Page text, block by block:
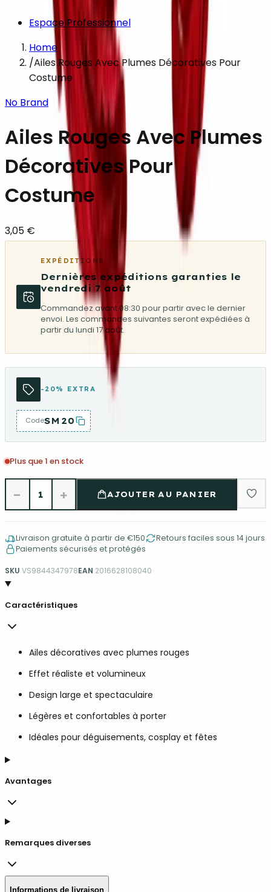
Espace Professionnel
Home
/Ailes Rouges Avec Plumes Décoratives Pour
Costume
No Brand
Ailes Rouges Avec Plumes
Décoratives Pour
Costume
3,05 €
EXPÉDITIONS
Dernières expéditions garanties le
vendredi 7 août
Commandez avant 08:30 pour partir avec le dernier
envoi. Les commandes suivantes seront expédiées à
partir du lundi 17 août.
-20% EXTRA
CodeSM20
Plus que 1 en stock
− 1 + AJOUTER AU PANIER
Livraison gratuite à partir de €150
Retours faciles sous 14 jours
Paiements sécurisés et protégés
SKU VS9844347978EAN 2016628108040
Caractéristiques
Ailes décoratives avec plumes rouges
Effet réaliste et volumineux
Design large et spectaculaire
Légères et confortables à porter
Idéales pour déguisements, cosplay et fêtes
Avantages
Remarques diverses
Informations de livraison